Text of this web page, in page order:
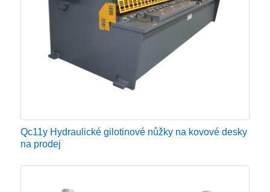
Qc11y Hydraulické gilotinové nůžky na kovové desky
na prodej